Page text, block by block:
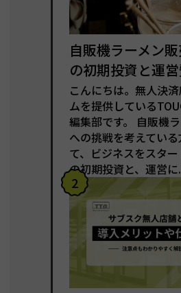
自販機ラーメン
の初期投資と運
こんにちは。無人決
ムを提供している
編集部です。 自販機
への挑戦を考えてい
て、ビジネスをスタ
の初期投資と、運営に
2